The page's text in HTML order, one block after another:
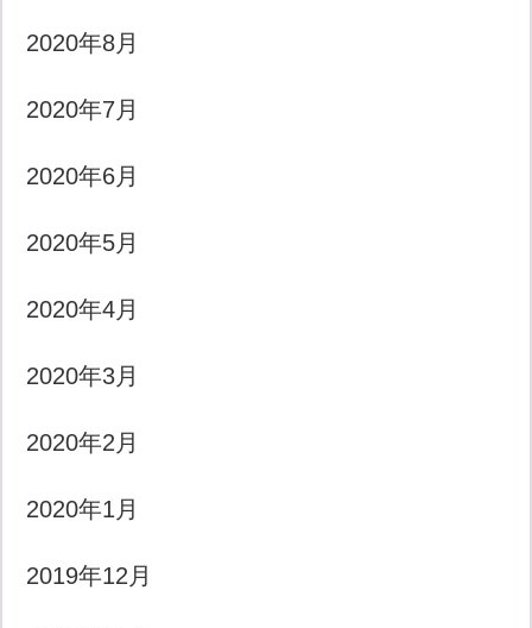
2020年8月
2020年7月
2020年6月
2020年5月
2020年4月
2020年3月
2020年2月
2020年1月
2019年12月